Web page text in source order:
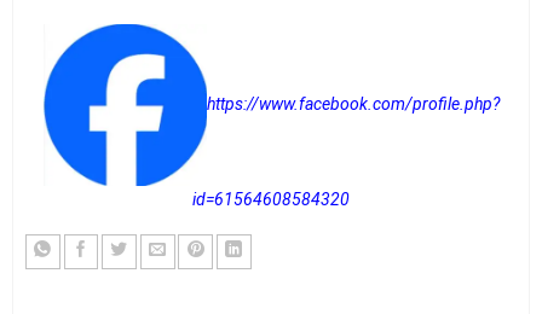
https://www.facebook.com/profile.php?
id=61564608584320